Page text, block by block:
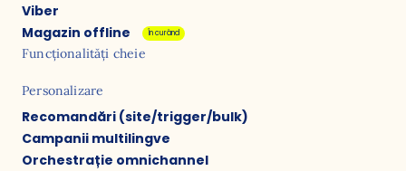
Viber
Magazin offline
În curând
Funcționalități cheie
Personalizare
Recomandări (site/trigger/bulk)
Campanii multilingve
Orchestrație omnichannel